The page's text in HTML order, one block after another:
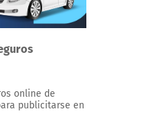
online de
publicitarse en